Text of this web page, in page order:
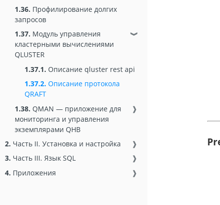
1.36. Профилирование долгих
запросов
1.37. Модуль управления
кластерными вычислениями
QLUSTER
❱
1.37.1. Описание qluster rest api
1.37.2. Описание протокола
QRAFT
1.38. QMAN — приложение для
мониторинга и управления
экземплярами QHB
❱
2. Часть II. Установка и настройка
❱
3. Часть III. Язык SQL
❱
4. Приложения ❱